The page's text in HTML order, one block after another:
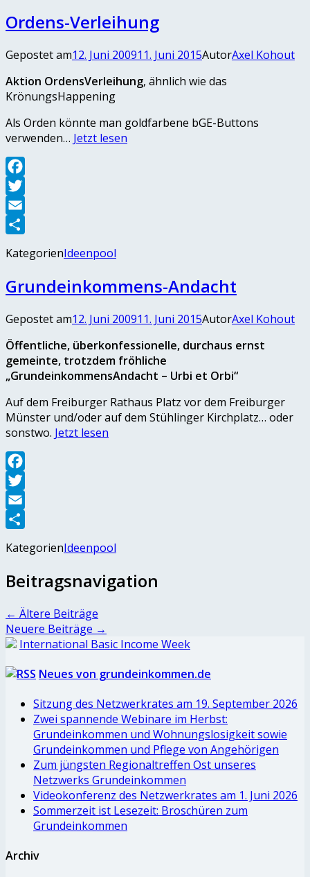
Ordens-Verleihung
Gepostet am12. Juni 200911. Juni 2015AutorAxel Kohout
Aktion OrdensVerleihung, ähnlich wie das
KrönungsHappening
Als Orden könnte man goldfarbene bGE-Buttons
verwenden… Jetzt lesen
Facebook
Twitter
Email
KategorienIdeenpool
Grundeinkommens-Andacht
Gepostet am12. Juni 200911. Juni 2015AutorAxel Kohout
Öffentliche, überkonfessionelle, durchaus ernst
gemeinte, trotzdem fröhliche
„GrundeinkommensAndacht – Urbi et Orbi“
Auf dem Freiburger Rathaus Platz vor dem Freiburger
Münster und/oder auf dem Stühlinger Kirchplatz… oder
sonstwo. Jetzt lesen
Facebook
Twitter
Email
KategorienIdeenpool
Beitragsnavigation
← Ältere Beiträge
Neuere Beiträge →
International Basic Income Week
Neues von grundeinkommen.de
Sitzung des Netzwerkrates am 19. September 2026
Zwei spannende Webinare im Herbst:
Grundeinkommen und Wohnungslosigkeit sowie
Grundeinkommen und Pflege von Angehörigen
Zum jüngsten Regionaltreffen Ost unseres
Netzwerks Grundeinkommen
Videokonferenz des Netzwerkrates am 1. Juni 2026
Sommerzeit ist Lesezeit: Broschüren zum
Grundeinkommen
Archiv